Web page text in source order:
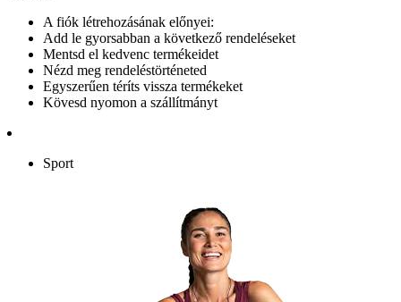
A fiók létrehozásának előnyei:
Add le gyorsabban a következő rendeléseket
Mentsd el kedvenc termékeidet
Nézd meg rendeléstörténeted
Egyszerűen téríts vissza termékeket
Kövesd nyomon a szállítmányt
Sport